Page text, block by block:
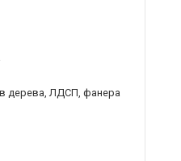
дерева, ЛДСП, фанера